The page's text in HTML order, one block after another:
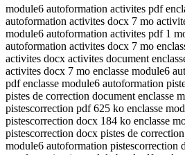
module6 autoformation activites pdf
autoformation activites docx 7 mo
module6 autoformation activites pdf 1
autoformation activites docx 7 mo
activites docx activites document
activites docx 7 mo enclasse module6
pdf enclasse module6 autoformation
pistes de correction document enclasse
pistescorrection pdf 625 ko enclasse
pistescorrection docx 184 ko enclasse
pistescorrection docx pistes de
module6 autoformation pistescorrection